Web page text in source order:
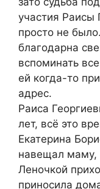
участия Раисы
просто не
благодарна
вспоминать
ей когда-то
адрес.
Раиса
лет, всё это
Екатерина
навещал маму,
Леночкой
приносила